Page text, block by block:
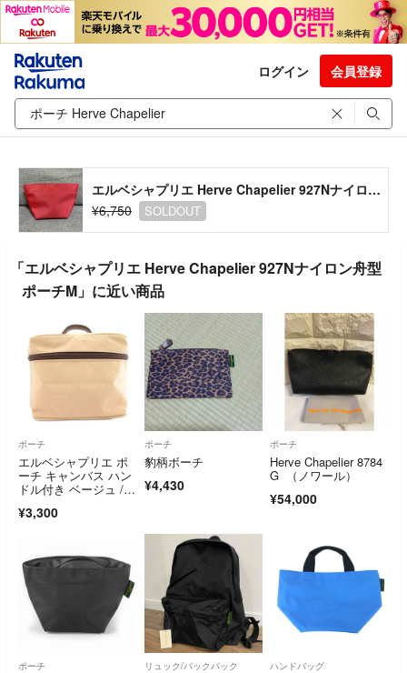
ログイン 会員登録
エルベシャプリエ Herve Chapelier 927Nナイロン舟型ポーチM
¥6,750
SOLDOUT
「エルベシャプリエ Herve Chapelier 927Nナイロン舟型
ポーチM」に近い商品
ポーチ
エルベシャプリエ ポ
ーチ キャンバス ハン
ドル付き ベージュ /J
¥3,300
ポーチ
豹柄ボーチ
¥4,430
ポーチ
Herve Chapelier 8784
G （ノワール）
¥54,000
ポーチ リュック/バックパック ハンドバッグ